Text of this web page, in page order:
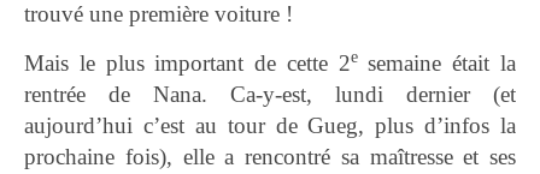
trouvé une première voiture !
Mais le plus important de cette 2esemaine était la
rentrée de Nana. Ca-y-est, lundi dernier (et
aujourd’hui c’est au tour de Gueg, plus d’infos la
prochaine fois), elle a rencontré sa maîtresse et ses